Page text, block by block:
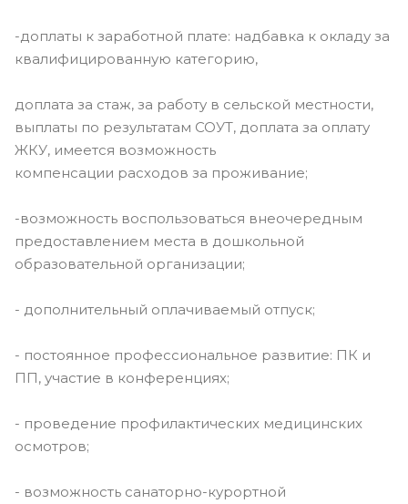
-доплаты к заработной плате: надбавка к окладу за
квалифицированную категорию,
доплата за стаж, за работу в сельской местности,
выплаты по результатам СОУТ, доплата за оплату
ЖКУ, имеется возможность
компенсации расходов за проживание;
-возможность воспользоваться внеочередным
предоставлением места в дошкольной
образовательной организации;
- дополнительный оплачиваемый отпуск;
- постоянное профессиональное развитие: ПК и
ПП, участие в конференциях;
- проведение профилактических медицинских
осмотров;
- возможность санаторно-курортной